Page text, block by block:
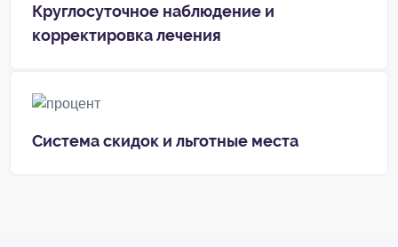
Круглосуточное наблюдение и
корректировка лечения
Система скидок и льготные места